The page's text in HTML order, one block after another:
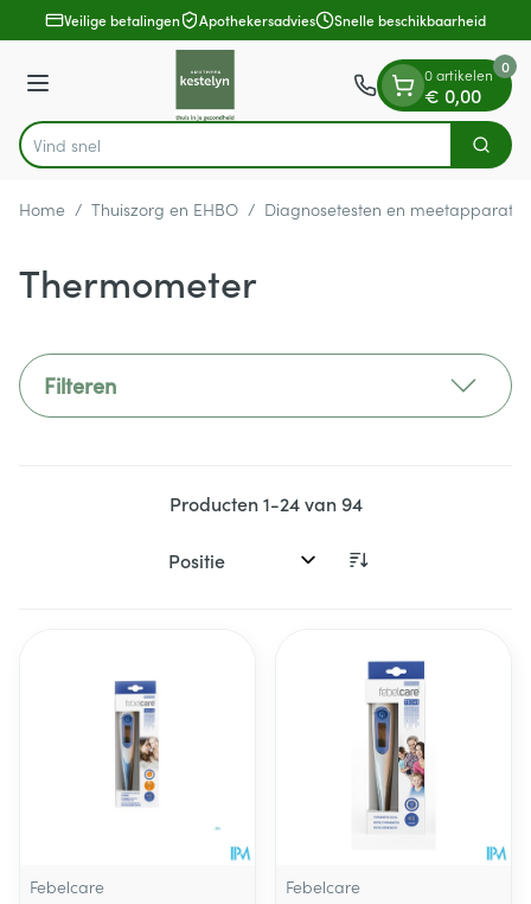
Ga naar de inhoud
1 van 1Veilige betalingen Apothekersadvies Snelle beschikbaarheid
Menu
Product, merk, categorie...
Vind snel wondverzo Zoek
0 artikelen
€ 0,00
0
Home / Thuiszorg en EHBO / Diagnosetesten en
Thermometer
Filteren
Producten1-24van94
Sorteer op:
Febelcare
Febelcare